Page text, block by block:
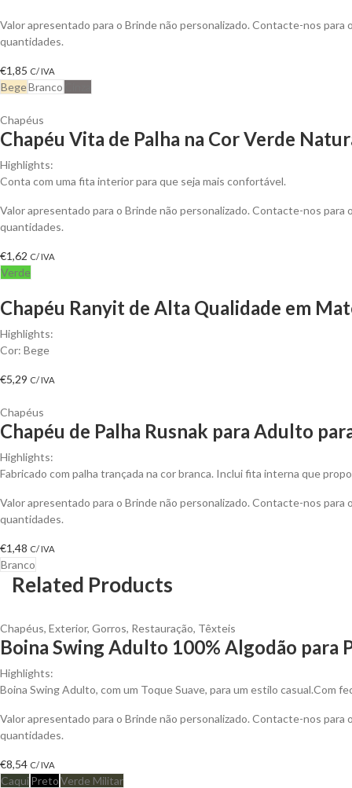
Valor apresentado para o Brinde não personalizado. Contacte-nos
quantidades.
€1,85 C/ IVA
BegeBranco
Chapéus
Chapéu Vita de Palha na Cor Verde
Highlights:
Conta com uma fita interior para que seja mais confortável.
Valor apresentado para o Brinde não personalizado. Contacte-nos
quantidades.
€1,62 C/ IVA
Verde
Chapéu Ranyit de Alta Qualidade em
Highlights:
Cor: Bege
€5,29 C/ IVA
Chapéus
Chapéu de Palha Rusnak para Adulto
Highlights:
Fabricado com palha trançada na cor branca. Inclui fita interna que
Valor apresentado para o Brinde não personalizado. Contacte-nos
quantidades.
€1,48 C/ IVA
Branco
Related Products
Chapéus, Exterior, Gorros, Restauração, Têxteis
Boina Swing Adulto 100% Algodão para
Highlights:
Boina Swing Adulto, com um Toque Suave, para um estilo casual.Com
Valor apresentado para o Brinde não personalizado. Contacte-nos
quantidades.
€8,54 C/ IVA
CaquiPretoVerde Militar